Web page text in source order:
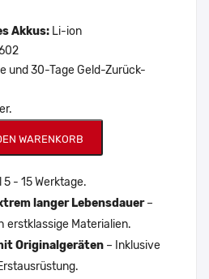
Akkus: Li-ion
und 30-Tage Geld-Zurück-
WARENKORB
5 - 15 Werktage.
langer Lebensdauer–
erstklassige Materialien.
Originalgeräten – Inklusive